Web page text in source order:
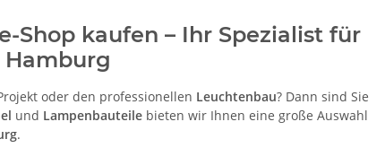
Shop kaufen – Ihr Spezialist für
oder den professionellen Leuchtenbau? Dann sind Sie
und Lampenbauteile bieten wir Ihnen eine große Auswahl
.